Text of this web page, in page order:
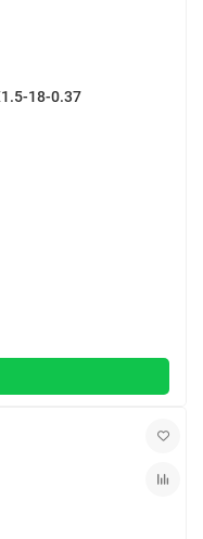
18-0.37